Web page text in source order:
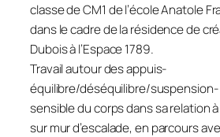
classe de CM1 de l’école Anatole
dans le cadre de la résidence de
Dubois à l’Espace 1789.
Travail autour des appuis-
équilibre/déséquilibre/
sensible du corps dans sa relation
sur mur d’escalade, en parcours